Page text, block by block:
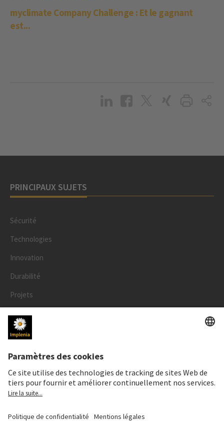
myclimate Company Challenge : Et le gagnant
est...
PRINCIPAUX SUJETS
Sécurité
Technologies
Innovation
Durabilité
Projets
Personnes
LÉGAL
Mentions légales
Données personnelles
Déclaration cookies et social media